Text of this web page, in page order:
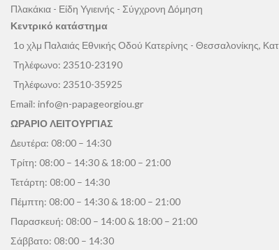
Πλακάκια - Είδη Υγιεινής - Σύγχρονη Δόμηση
Κεντρικό κατάστημα
1ο χλμ Παλαιάς Εθνικής Οδού Κατερίνης - Θεσσαλονίκης,
Τηλέφωνο: 23510-23190
Τηλέφωνο: 23510-35925
Email: info@n-papageorgiou.gr
ΩΡΑΡΙΟ ΛΕΙΤΟΥΡΓΙΑΣ
Δευτέρα: 08:00 – 14:30
Τρίτη: 08:00 – 14:30 & 18:00 – 21:00
Τετάρτη: 08:00 – 14:30
Πέμπτη: 08:00 – 14:30 & 18:00 – 21:00
Παρασκευή: 08:00 – 14:00 & 18:00 – 21:00
Σάββατο: 08:00 – 14:30